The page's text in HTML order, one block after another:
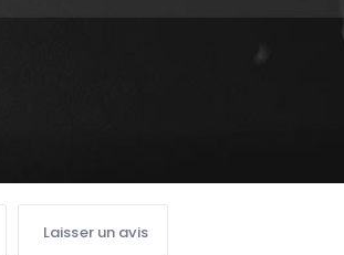
Laisser un avis